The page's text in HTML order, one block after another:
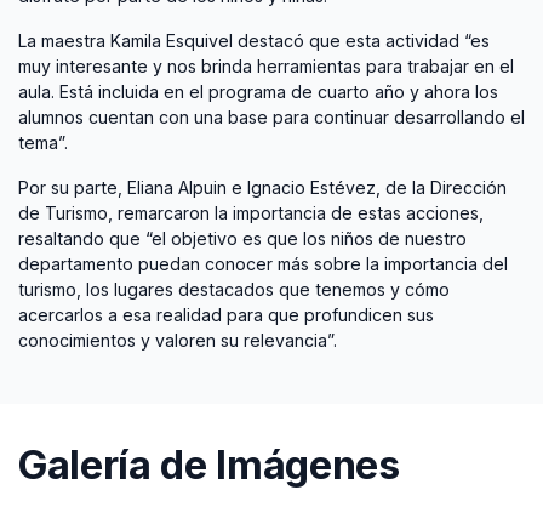
La maestra Kamila Esquivel destacó que esta actividad “es
muy interesante y nos brinda herramientas para trabajar en el
aula. Está incluida en el programa de cuarto año y ahora los
alumnos cuentan con una base para continuar desarrollando el
tema”.
Por su parte, Eliana Alpuin e Ignacio Estévez, de la Dirección
de Turismo, remarcaron la importancia de estas acciones,
resaltando que “el objetivo es que los niños de nuestro
departamento puedan conocer más sobre la importancia del
turismo, los lugares destacados que tenemos y cómo
acercarlos a esa realidad para que profundicen sus
conocimientos y valoren su relevancia”.
Galería de Imágenes